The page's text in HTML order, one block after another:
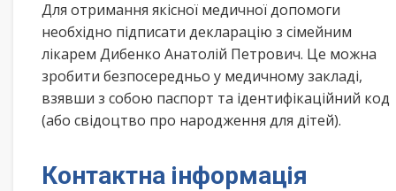
Для отримання якісної медичної допомоги
необхідно підписати декларацію з сімейним
лікарем Дибенко Анатолій Петрович. Це можна
зробити безпосередньо у медичному закладі,
взявши з собою паспорт та ідентифікаційний код
(або свідоцтво про народження для дітей).
Контактна інформація